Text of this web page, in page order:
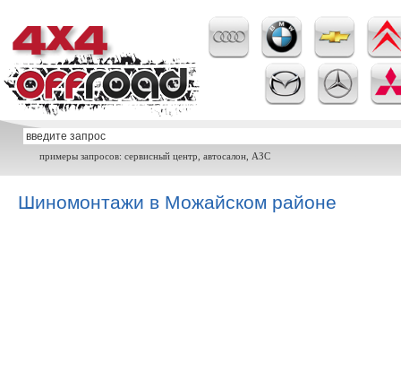
примеры запросов: сервисный центр, автосалон, АЗС
Шиномонтажи в Можайском районе